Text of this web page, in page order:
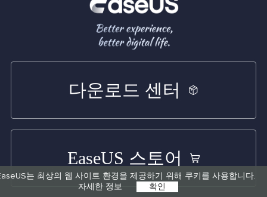
는 최상의 웹 사이트 환경을 제공하기 위해 쿠키를 사용합니다.
자세한 정보
확인
다운로드 센터
EaseUS 스토어